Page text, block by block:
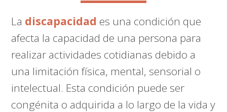
La discapacidad es una condición que
afecta la capacidad de una persona para
realizar actividades cotidianas debido a
una limitación física, mental, sensorial o
intelectual. Esta condición puede ser
congénita o adquirida a lo largo de la vida y